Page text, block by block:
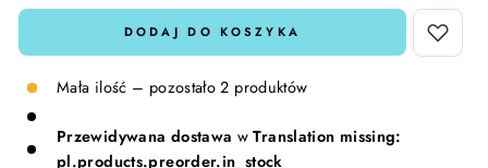
DODAJ DO KOSZYKA
Mała ilość – pozostało 2 produktów
Przewidywana dostawa wTranslation missing:
pl.products.preorder.in_stock
Komplety 🛍️
Oskia
Rosalique